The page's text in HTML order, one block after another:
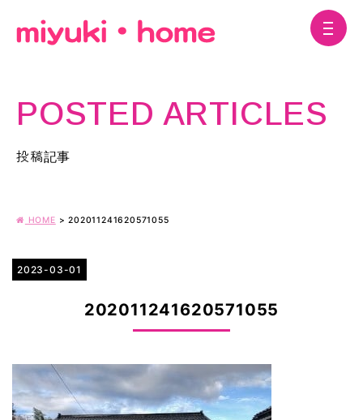
POSTED ARTICLES
投稿記事
HOME >202011241620571055
2023-03-01
202011241620571055